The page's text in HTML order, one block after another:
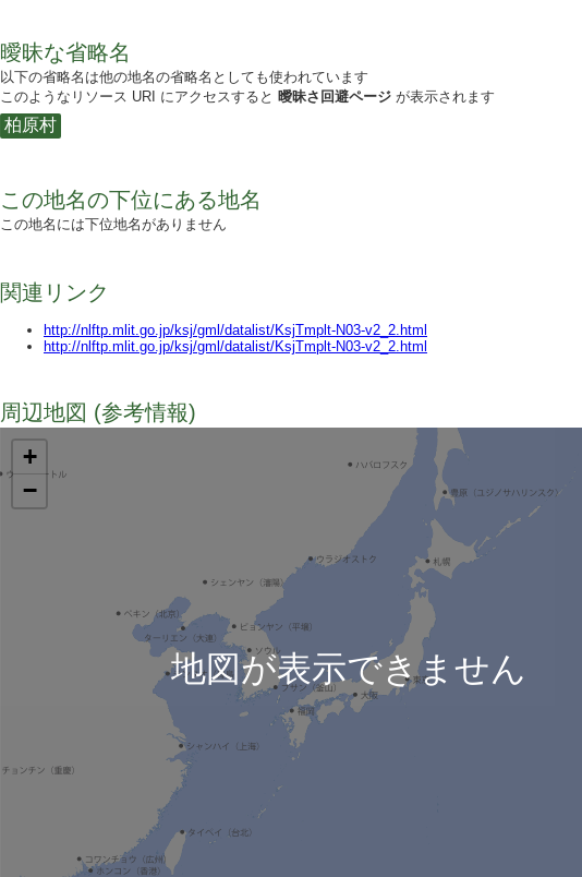
曖昧な省略名
以下の省略名は他の地名の省略名としても使われています
このようなリソース URI にアクセスすると 曖昧さ回避ページ が表示されます
柏原村
この地名の下位にある地名
この地名には下位地名がありません
関連リンク
http://nlftp.mlit.go.jp/ksj/gml/datalist/KsjTmplt-N03-v2_2.html
http://nlftp.mlit.go.jp/ksj/gml/datalist/KsjTmplt-N03-v2_2.html
周辺地図 (参考情報)
+
−
地図が表示できません